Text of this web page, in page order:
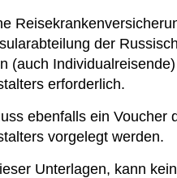
der
(auch
erforderlich.
ebenfalls ein Voucher
vorgelegt werden.
Unterlagen, kann